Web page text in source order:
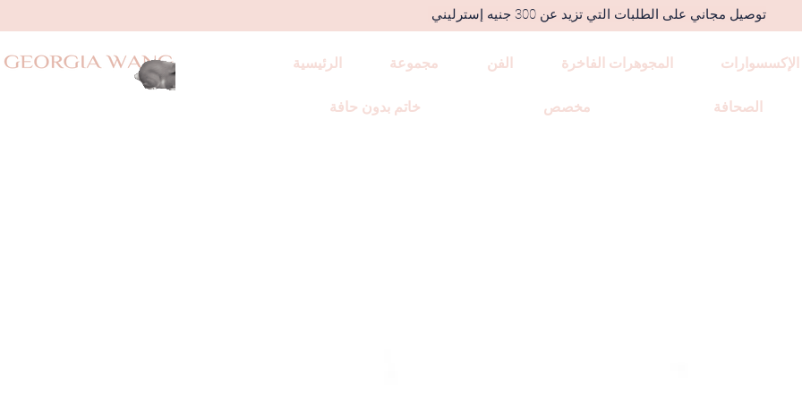
الرئيسية مجموعة الفن المجوهرات الفاخرة الإكسسوارات
خاتم بدون حافة مخصص الصحافة
توصيل مجاني على الطلبات التي تزيد عن 300 جنيه إسترليني